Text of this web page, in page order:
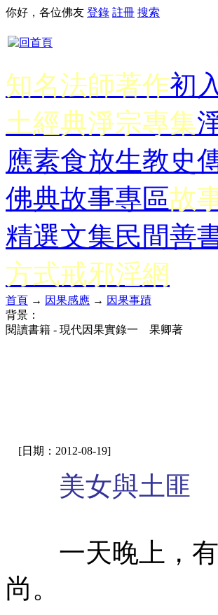
你好，各位佛友 登錄 註冊 搜索
知名法師著作初
土經典淨宗專集
應素食放生教史
佛典故事專區故
精選文集民間善
方式戒邪淫網
首頁 → 因果感應 → 因果事蹟
背景：
閱讀書籍 - 現代因果實錄一 果卿著
[日期：2012-08-19]
美女與土匪
一天晚上，有
尚。